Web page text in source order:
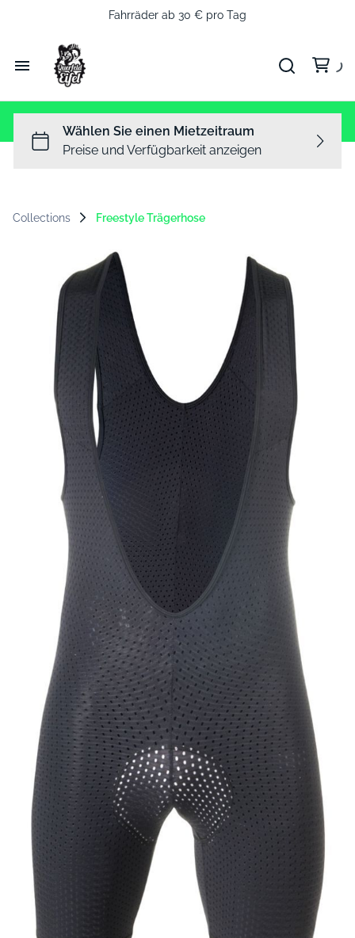
Fahrräder ab 30 € pro Tag
Startseite
Unsere Fahrräder
Tourguiding
Strecken
Rechtliches
Collections Freestyle Trägerhose